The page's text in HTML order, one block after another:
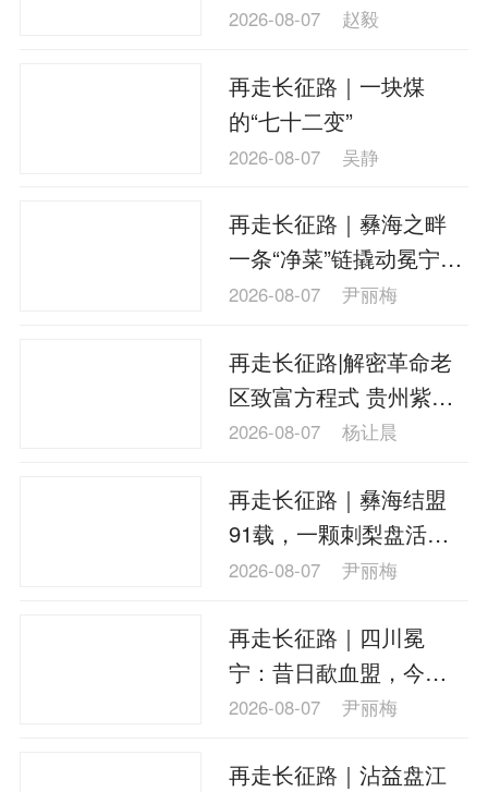
新时代“广州会客厅”
2026-08-07 赵毅
再走长征路｜一块煤
的“七十二变”
2026-08-07 吴静
再走长征路｜彝海之畔
一条“净菜”链撬动冕宁食
品产业新局
2026-08-07 尹丽梅
再走长征路|解密革命老
区致富方程式 贵州紫云
如何拼出农业新版图？
2026-08-07 杨让晨
再走长征路｜彝海结盟
91载，一颗刺梨盘活大
凉山
2026-08-07 尹丽梅
再走长征路｜四川冕
宁：昔日歃血盟，今朝
刺梨香
2026-08-07 尹丽梅
再走长征路｜沾益盘江